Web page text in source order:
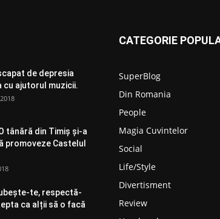
de depresia
cu ajutorul muzicii.
tânără din Timiș și-a
promoveze Castelul
te, respectă-
ca alții să o facă
CATEGORIE
SuperBlog
Din Romania
People
Magia Cuvintelor
Social
Life/Style
Divertisment
Review